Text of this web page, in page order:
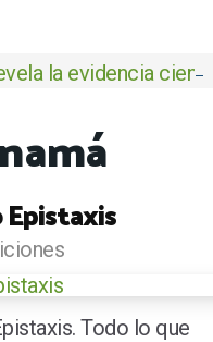
la evidencia
Epistaxis
Todo lo que